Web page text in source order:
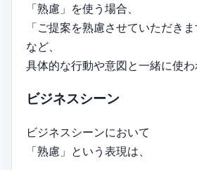
「熟慮」を使う場合、
「ご提案を熟慮させていただきま
など、
具体的な行動や意図と一緒に使わ
ビジネスシーン
ビジネスシーンにおいて
「熟慮」という表現は、